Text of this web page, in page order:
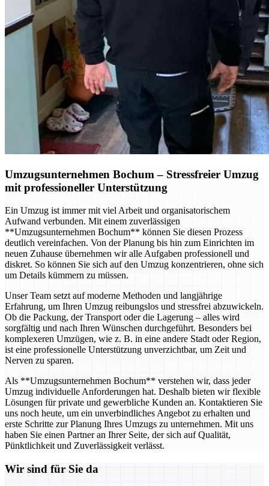
Umzugsunternehmen Bochum – Stressfreier Umzug
mit professioneller Unterstützung
Ein Umzug ist immer mit viel Arbeit und organisatorischem
Aufwand verbunden. Mit einem zuverlässigen
**Umzugsunternehmen Bochum** können Sie diesen Prozess
deutlich vereinfachen. Von der Planung bis hin zum Einrichten im
neuen Zuhause übernehmen wir alle Aufgaben professionell und
diskret. So können Sie sich auf den Umzug konzentrieren, ohne sich
um Details kümmern zu müssen.
Unser Team setzt auf moderne Methoden und langjährige
Erfahrung, um Ihren Umzug reibungslos und stressfrei abzuwickeln.
Ob die Packung, der Transport oder die Lagerung – alles wird
sorgfältig und nach Ihren Wünschen durchgeführt. Besonders bei
komplexeren Umzügen, wie z. B. in eine andere Stadt oder Region,
ist eine professionelle Unterstützung unverzichtbar, um Zeit und
Nerven zu sparen.
Als **Umzugsunternehmen Bochum** verstehen wir, dass jeder
Umzug individuelle Anforderungen hat. Deshalb bieten wir flexible
Lösungen für private und gewerbliche Kunden an. Kontaktieren Sie
uns noch heute, um ein unverbindliches Angebot zu erhalten und
erste Schritte zur Planung Ihres Umzugs zu unternehmen. Mit uns
haben Sie einen Partner an Ihrer Seite, der sich auf Qualität,
Pünktlichkeit und Zuverlässigkeit verlässt.
Wir sind für Sie da